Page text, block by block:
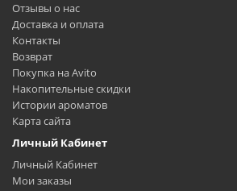
Отзывы о нас
Доставка и оплата
Контакты
Возврат
Покупка на Avito
Накопительные скидки
Истории ароматов
Карта сайта
Личный Кабинет
Личный Кабинет
Мои заказы